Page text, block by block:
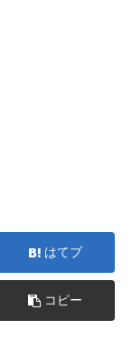
はてブ
コピー